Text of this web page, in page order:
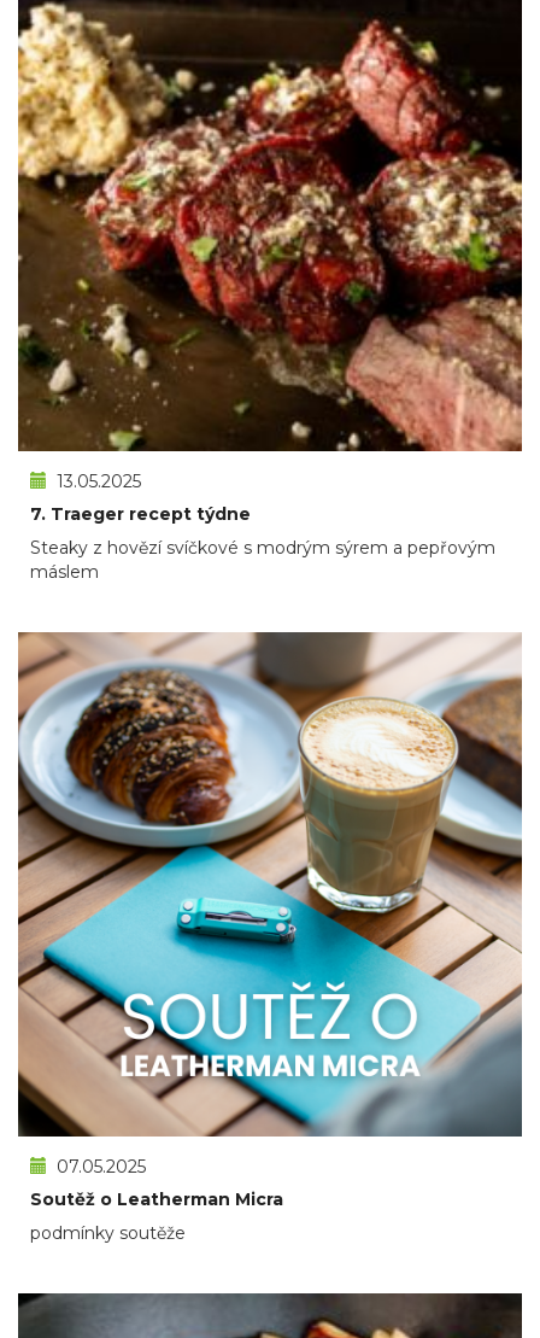
13.05.2025
7. Traeger recept týdne
Steaky z hovězí svíčkové s modrým sýrem a pepřovým
máslem
07.05.2025
Soutěž o Leatherman Micra
podmínky soutěže